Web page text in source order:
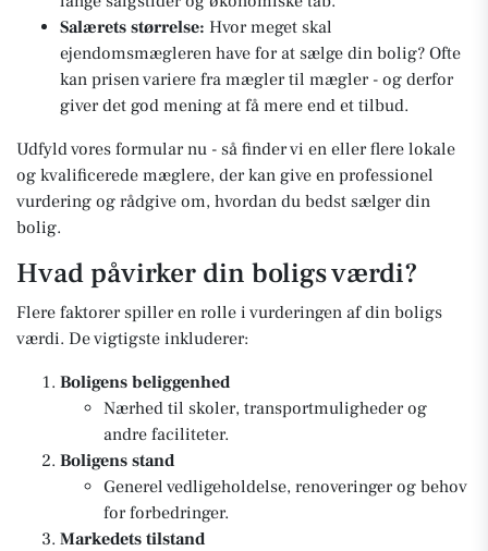
Salærets størrelse: Hvor meget skal
ejendomsmægleren have for at sælge din bolig? Ofte
kan prisen variere fra mægler til mægler - og derfor
giver det god mening at få mere end et tilbud.
Udfyld vores formular nu - så finder vi en eller flere lokale
og kvalificerede mæglere, der kan give en professionel
vurdering og rådgive om, hvordan du bedst sælger din
bolig.
Hvad påvirker din boligs værdi?
Flere faktorer spiller en rolle i vurderingen af din boligs
værdi. De vigtigste inkluderer:
Boligens beliggenhed
Nærhed til skoler, transportmuligheder og
andre faciliteter.
Boligens stand
Generel vedligeholdelse, renoveringer og behov
for forbedringer.
Markedets tilstand